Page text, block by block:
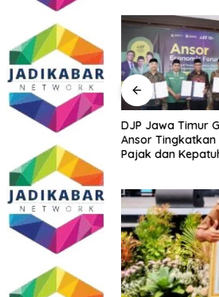
Bakal
Gratis? Ini Hasil
DJP Jawa Timur
Ansor Tingkatkan
Pajak dan